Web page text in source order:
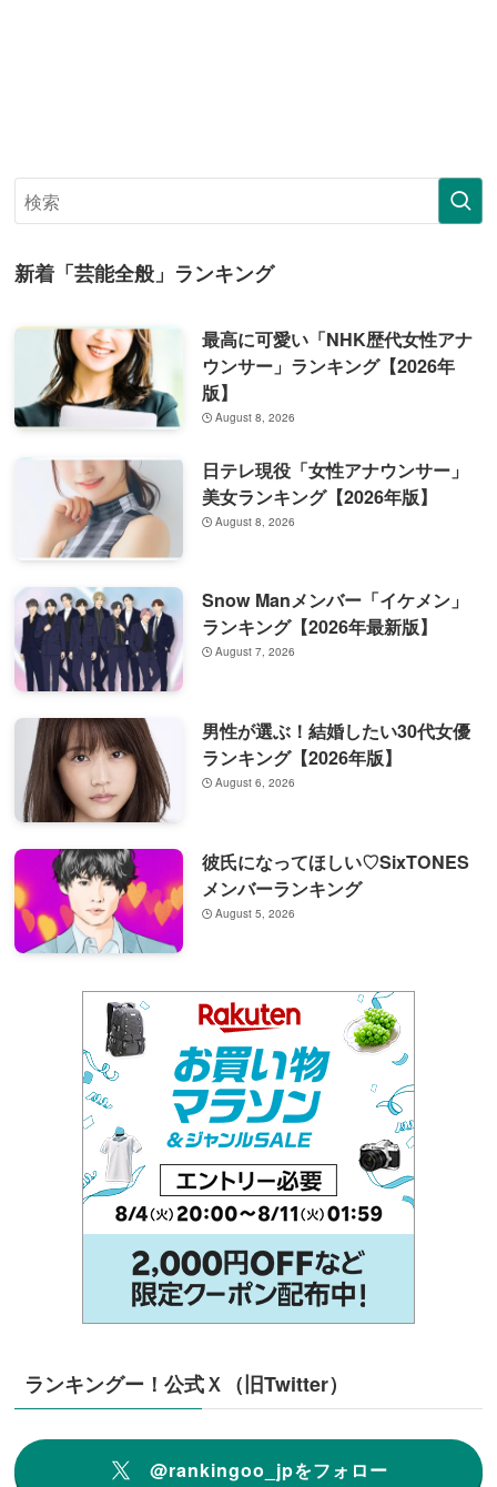
新着「芸能全般」ランキング
最高に可愛い「NHK歴代女性アナ
ウンサー」ランキング【2026年
版】
August 8, 2026
日テレ現役「女性アナウンサー」
美女ランキング【2026年版】
August 8, 2026
Snow Manメンバー「イケメン」
ランキング【2026年最新版】
August 7, 2026
男性が選ぶ！結婚したい30代女優
ランキング【2026年版】
August 6, 2026
彼氏になってほしい♡SixTONES
メンバーランキング
August 5, 2026
ランキングー！公式Ｘ（旧Twitter）
@rankingoo_jpをフォロー